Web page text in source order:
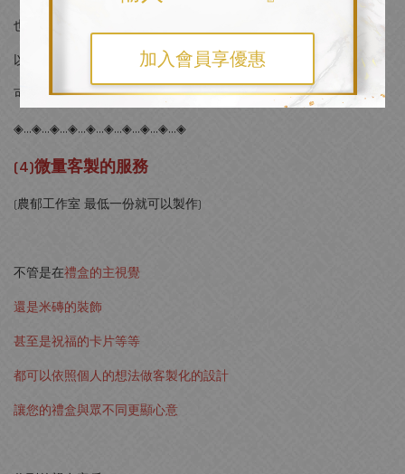
加入會員享優惠
也可以找有「少量客製」
以及「客製上較靈活」
可以客製比較多版位的禮物
◈…◈…◈…◈…◈…◈…◈…◈…◈…◈
(4)微量客製的服務
(農郁工作室 最低一份就可以製作)
不管是在禮盒的主視覺
還是米磚的裝飾
甚至是祝福的卡片等等
都可以依照個人的想法做客製化的設計
讓您的禮盒與眾不同更顯心意